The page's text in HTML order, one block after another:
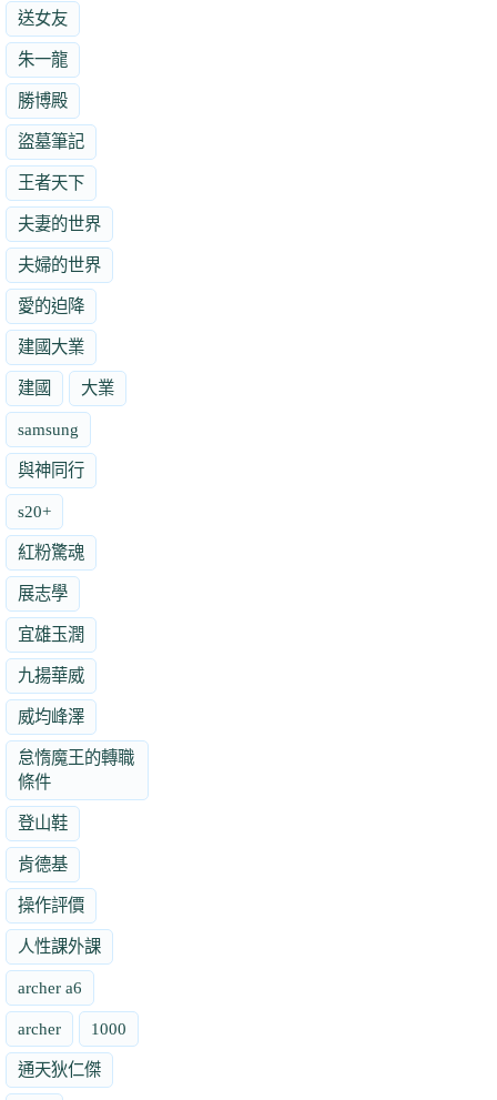
送女友
朱一龍
勝博殿
盜墓筆記
王者天下
夫妻的世界
夫婦的世界
愛的迫降
建國大業
建國 大業
samsung
與神同行
s20+
紅粉驚魂
展志學
宜雄玉潤
九揚華威
威均峰澤
怠惰魔王的轉職
條件
登山鞋
肯德基
操作評價
人性課外課
archer a6
archer 1000
通天狄仁傑